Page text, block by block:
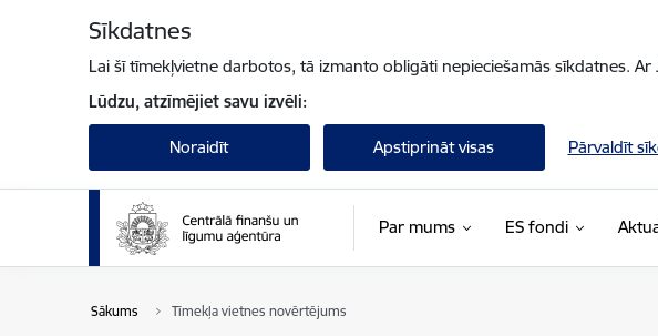
Sīkdatnes
Lai šī tīmekļvietne darbotos, tā izmanto obligāti nepieciešamās sīkdatnes.
Lūdzu, atzīmējiet savu izvēli:
Noraidīt Apstiprināt visas Pārvaldīt
Par mums ES fondi
Sākums Tīmekļa vietnes novērtējums